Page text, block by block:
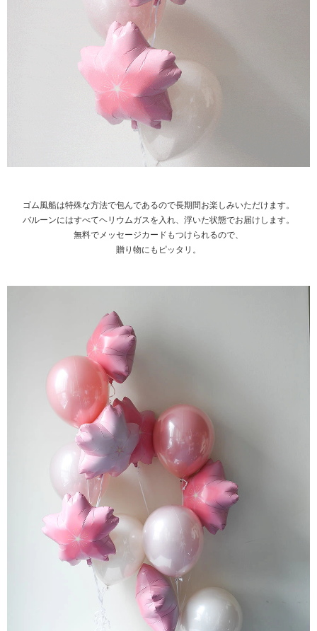
ゴム風船は特殊な方法で包んであるので長期間お楽しみいただけます。
バルーンにはすべてヘリウムガスを入れ、浮いた状態でお届けします。
無料でメッセージカードもつけられるので、
贈り物にもピッタリ。